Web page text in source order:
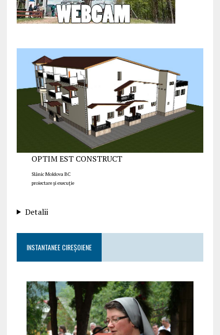
OPTIM EST CONSTRUCT
Slănic Moldova BC
proiectare și execuție
Detalii
INSTANTANEE CIREȘOIENE